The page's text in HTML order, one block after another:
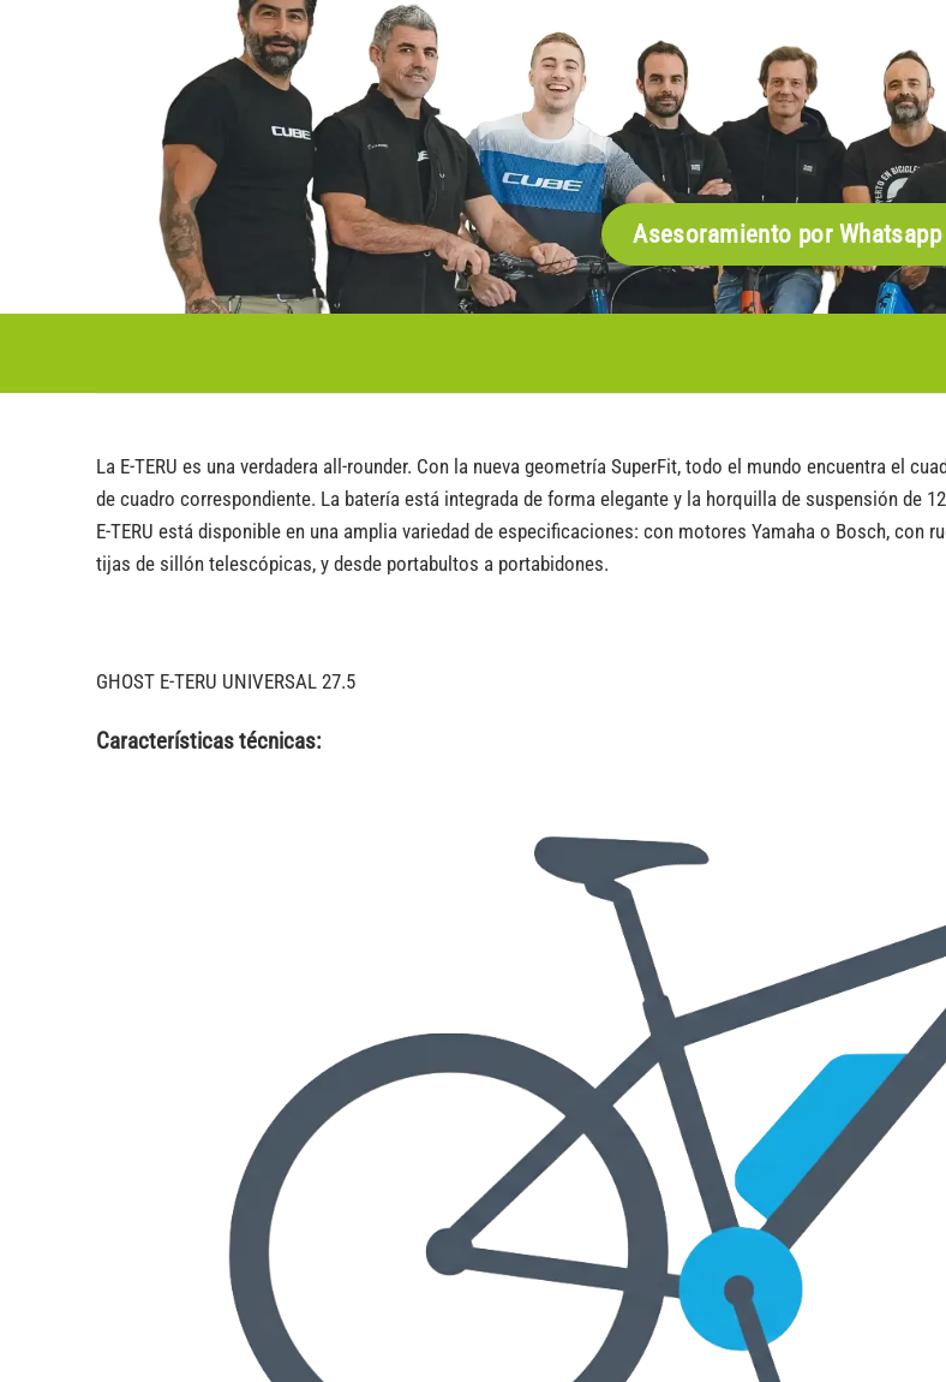
Asesoramiento por Whatsapp
La E-TERU es una verdadera all-rounder. Con la nueva geometría SuperFit, todo el mundo encuentra el
de cuadro correspondiente. La batería está integrada de forma elegante y la horquilla de suspensión de
E-TERU está disponible en una amplia variedad de especificaciones: con motores Yamaha o Bosch, con
tijas de sillón telescópicas, y desde portabultos a portabidones.
GHOST E-TERU UNIVERSAL 27.5
Características técnicas: